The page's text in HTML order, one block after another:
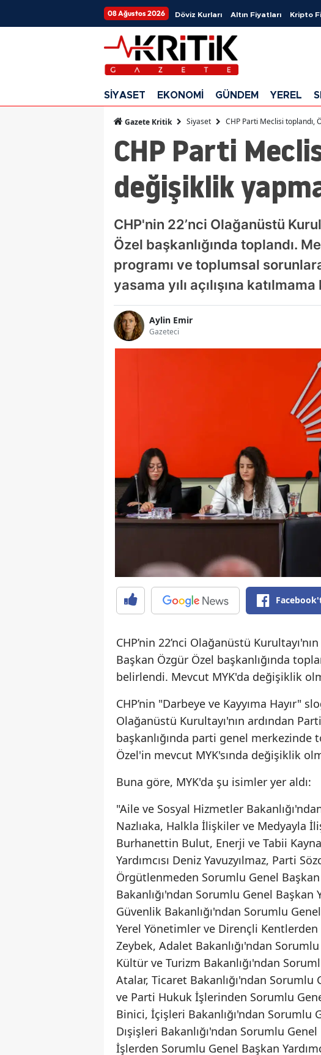
08 Ağustos 2026 Döviz Kurları Altın Fiyatları Kripto
SİYASET EKONOMİ GÜNDEM YEREL
Gazete Kritik Siyaset CHP Parti Meclisi toplandı,
CHP Parti
değişiklik
CHP'nin 22’nci Olağanüstü
Özel başkanlığında toplandı.
programı ve toplumsal
yasama yılı açılışına katılmama
Aylin Emir
Gazeteci
CHP’nin 22’nci Olağanüstü
Başkan Özgür Özel başkanlığında
belirlendi. Mevcut MYK'da değişiklik
CHP’nin "Darbeye ve Kayyıma Hayır"
Olağanüstü Kurultayı'nın ardından
başkanlığında parti genel merkezinde
Özel'in mevcut MYK'sında değişiklik
Buna göre, MYK'da şu isimler yer aldı:
"Aile ve Sosyal Hizmetler
Nazlıaka, Halkla İlişkiler ve Medyayla
Burhanettin Bulut, Enerji ve Tabii
Yardımcısı Deniz Yavuzyılmaz, Parti
Örgütlenmeden Sorumlu Genel Başkan
Bakanlığı'ndan Sorumlu Genel Başkan
Güvenlik Bakanlığı'ndan Sorumlu
Yerel Yönetimler ve Dirençli Kentlerden
Zeybek, Adalet Bakanlığı'ndan
Kültür ve Turizm Bakanlığı'ndan
Atalar, Ticaret Bakanlığı'ndan Sorumlu
ve Parti Hukuk İşlerinden Sorumlu
Binici, İçişleri Bakanlığı'ndan Sorumlu
Dışişleri Bakanlığı'ndan Sorumlu
İşlerden Sorumlu Genel Başkan